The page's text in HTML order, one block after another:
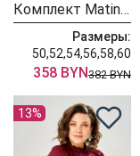
Комплект Matini 1.1817
Размеры:
50,52,54,56,58,60
358 BYN382 BYN
13%